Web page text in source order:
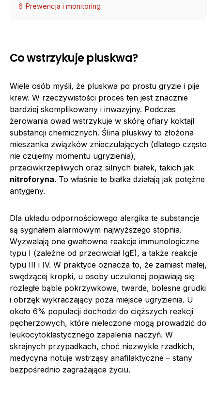
6 Prewencja i monitoring
Co wstrzykuje pluskwa?
Wiele osób myśli, że pluskwa po prostu gryzie i pije
krew. W rzeczywistości proces ten jest znacznie
bardziej skomplikowany i inwazyjny. Podczas
żerowania owad wstrzykuje w skórę ofiary koktajl
substancji chemicznych. Ślina pluskwy to złożona
mieszanka związków znieczulających (dlatego często
nie czujemy momentu ugryzienia),
przeciwkrzepliwych oraz silnych białek, takich jak
nitroforyna. To właśnie te białka działają jak potężne
antygeny.
Dla układu odpornościowego alergika te substancje
są sygnałem alarmowym najwyższego stopnia.
Wyzwalają one gwałtowne reakcje immunologiczne
typu I (zależne od przeciwciał IgE), a także reakcje
typu III i IV. W praktyce oznacza to, że zamiast małej,
swędzącej kropki, u osoby uczulonej pojawiają się
rozległe bąble pokrzywkowe, twarde, bolesne grudki
i obrzęk wykraczający poza miejsce ugryzienia. U
około 6% populacji dochodzi do cięższych reakcji
pęcherzowych, które nieleczone mogą prowadzić do
leukocytoklastycznego zapalenia naczyń. W
skrajnych przypadkach, choć niezwykle rzadkich,
medycyna notuje wstrząsy anafilaktyczne – stany
bezpośrednio zagrażające życiu.